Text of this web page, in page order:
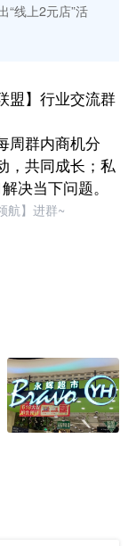
“线上2元店”活
盟】行业交流群
周群内商机分
，共同成长；私
决当下问题。
航】进群~